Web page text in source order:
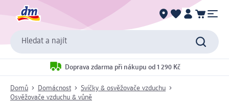
Hledat a najít
Doprava zdarma při nákupu od 1 290 Kč
Domů Domácnost
Svíčky & osvěžovače vzduchu
Osvěžovače vzduchu & vůně